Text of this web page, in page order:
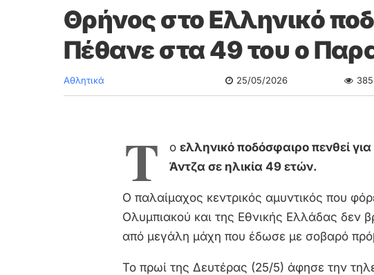
Θρήνος στο Ελληνικό
Πέθανε στα 49 του ο
Αθλητικά 25/05/2026 385
Τ ο ελληνικό ποδόσφαιρο πενθεί
Άντζα σε ηλικία 49 ετών.
Ο παλαίμαχος κεντρικός αμυντικός που
Ολυμπιακού και της Εθνικής Ελλάδας δεν
από μεγάλη μάχη που έδωσε με σοβαρό
Το πρωί της Δευτέρας (25/5) άφησε την